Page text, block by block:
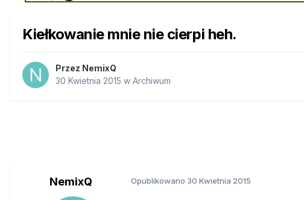
Kiełkowanie mnie nie cierpi heh.
Przez NemixQ
30 Kwietnia 2015 w Archiwum
NemixQ Opublikowano 30 Kwietnia 2015